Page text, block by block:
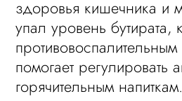
здоровья кишечника и
упал уровень бутирата,
помогает регулировать
горячительным напиткам.